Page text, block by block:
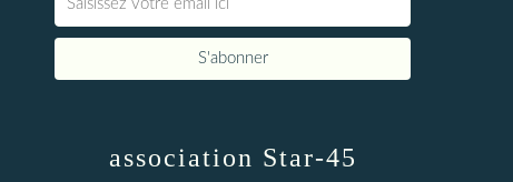
association Star-45